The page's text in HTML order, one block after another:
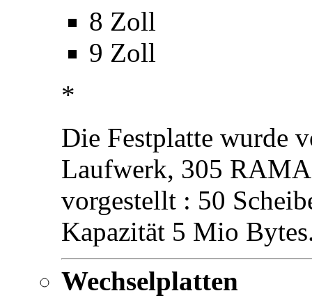
8 Zoll
9 Zoll
*
Die Festplatte wurde
Laufwerk, 305
vorgestellt : 50
Kapazität 5 Mio
Wechselplatten